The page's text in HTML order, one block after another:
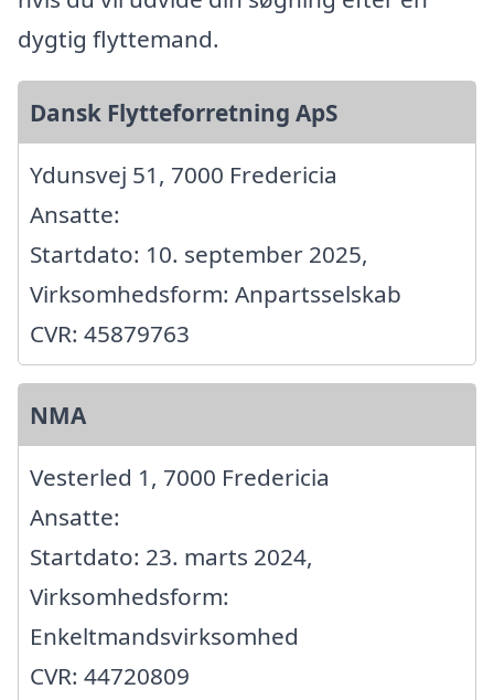
dygtig flyttemand.
Dansk Flytteforretning ApS
Ydunsvej 51, 7000 Fredericia
Ansatte:
Startdato: 10. september 2025,
Virksomhedsform: Anpartsselskab
CVR: 45879763
NMA
Vesterled 1, 7000 Fredericia
Ansatte:
Startdato: 23. marts 2024,
Virksomhedsform:
Enkeltmandsvirksomhed
CVR: 44720809